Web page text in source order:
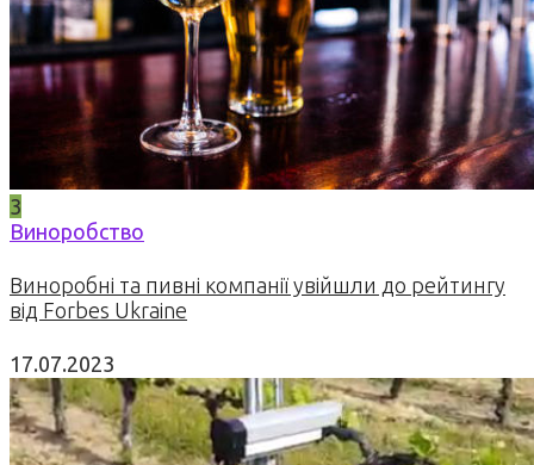
3
Виноробство
Виноробні та пивні компанії увійшли до рейтингу
від Forbes Ukraine
17.07.2023